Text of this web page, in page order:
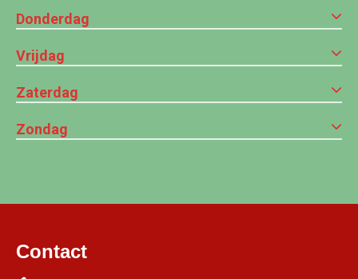
Donderdag
Vrijdag
Zaterdag
Zondag
Contact